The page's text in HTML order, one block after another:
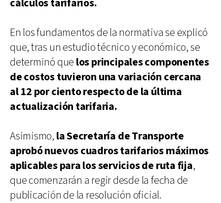
cálculos tarifarios.
En los fundamentos de la normativa se explicó
que, tras un estudio técnico y económico, se
determinó que los principales componentes
de costos tuvieron una variación cercana
al 12 por ciento respecto de la última
actualización tarifaria.
Asimismo, la Secretaría de Transporte
aprobó nuevos cuadros tarifarios máximos
aplicables para los servicios de ruta fija,
que comenzarán a regir desde la fecha de
publicación de la resolución oficial.